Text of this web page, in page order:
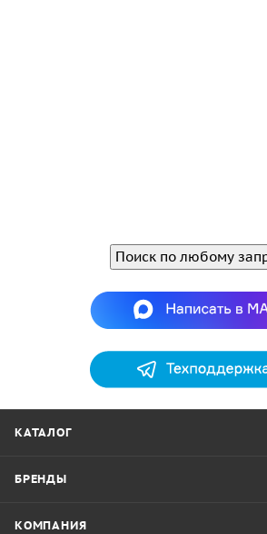
Поиск по любому
КАТАЛОГ
БРЕНДЫ
КОМПАНИЯ